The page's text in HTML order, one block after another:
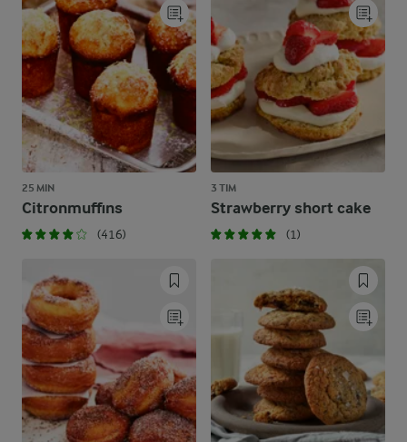
25 MIN
Citronmuffins
(416)
3 TIM
Strawberry short cake
(1)